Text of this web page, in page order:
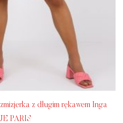
z długim rękawem Inga
PARIS